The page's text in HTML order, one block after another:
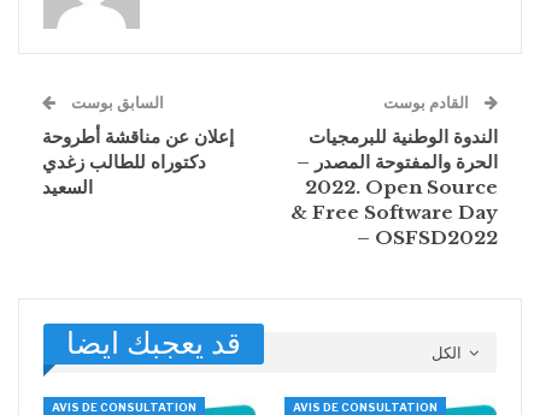
السابق بوست
إعلان عن مناقشة أطروحة
دكتوراه للطالب زغدي
السعيد
الندوة الوطنية للبرمجيات
الحرة والمفتوحة المصدر –
2022. Open Source
& Free Software Day
– OSFSD2022
قد يعجبك ايضا
AVIS DE CONSULTATION AVIS DE CONSULTATION